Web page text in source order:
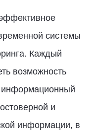
системы
Каждый
возможность
информационный
и
информации, в